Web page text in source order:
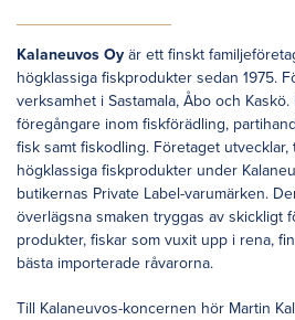
Kalaneuvos Oy är ett finskt
högklassiga fiskprodukter sedan 1975.
verksamhet i Sastamala, Åbo och
föregångare inom fiskförädling,
fisk samt fiskodling. Företaget
högklassiga fiskprodukter under
butikernas Private Label-varumärken.
överlägsna smaken tryggas av skickligt
produkter, fiskar som vuxit upp i rena,
bästa importerade råvarorna.
Till Kalaneuvos-koncernen hör Martin